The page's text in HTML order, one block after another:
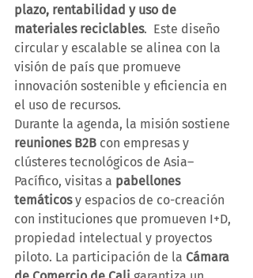
plazo, rentabilidad y uso de
materiales reciclables.  Este diseño
circular y escalable se alinea con la
visión de país que promueve
innovación sostenible y eficiencia en
el uso de recursos.
Durante la agenda, la misión sostiene
reuniones B2B con empresas y
clústeres tecnológicos de Asia–
Pacífico, visitas a pabellones
temáticos y espacios de co-creación
con instituciones que promueven I+D,
propiedad intelectual y proyectos
piloto. La participación de la Cámara